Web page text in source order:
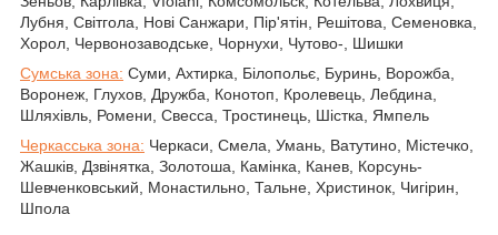
Лубня, Світгола, Нові Санжари, Пір'ятін, Решітова, Семеновка,
Хорол, Червонозаводське, Чорнухи, Чутово-, Шишки
Сумська зона: Суми, Ахтирка, Білопольє, Буринь, Ворожба,
Воронеж, Глухов, Дружба, Конотоп, Кролевець, Лебдина,
Шляхівль, Ромени, Свесса, Тростинець, Шістка, Ямпель
Черкасська зона: Черкаси, Смела, Умань, Ватутино, Містечко,
Жашків, Дзвінятка, Золотоша, Камінка, Канев, Корсунь-
Шевченковський, Монастильно, Тальне, Христинок, Чигірин,
Шпола